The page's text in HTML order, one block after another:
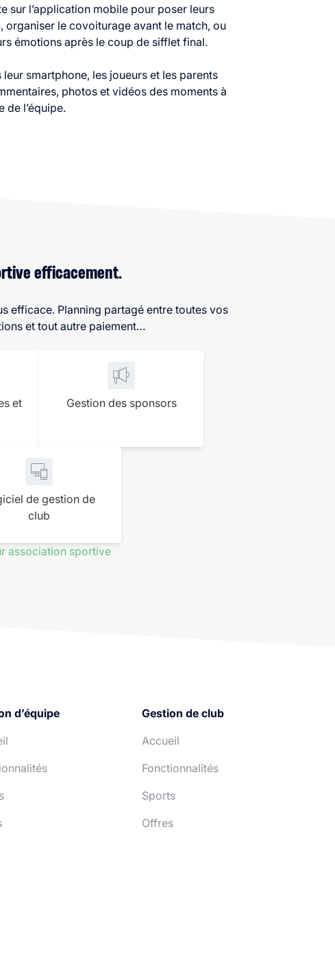
sur l’application mobile pour poser leurs
organiser le covoiturage avant le match, ou
émotions après le coup de sifflet final.
smartphone, les joueurs et les parents
photos et vidéos des moments à
de l’équipe.
efficacement.
efficace. Planning partagé entre toutes vos
et tout autre paiement…
et
Gestion des sponsors
de gestion de
club
association sportive
d’équipe
Gestion de club
Accueil
Fonctionnalités
Sports
Offres